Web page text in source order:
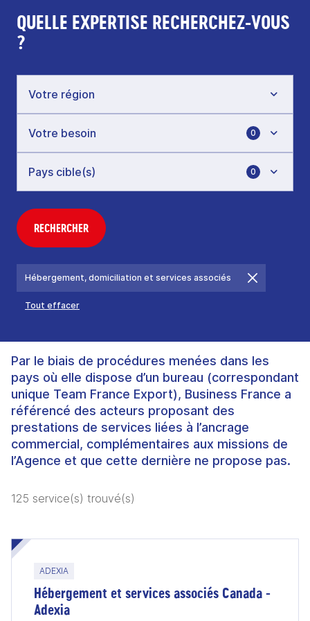
QUELLE EXPERTISE RECHERCHEZ-VOUS
?
0
0
RECHERCHER
Hébergement, domiciliation et services associés
Tout effacer
Par le biais de procédures menées dans les
pays où elle dispose d’un bureau (correspondant
unique Team France Export), Business France a
référencé des acteurs proposant des
prestations de services liées à l’ancrage
commercial, complémentaires aux missions de
l’Agence et que cette dernière ne propose pas.
125 service(s) trouvé(s)
ADEXIA
Hébergement et services associés Canada -
Adexia